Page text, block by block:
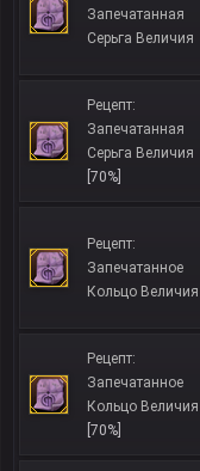
Запечатанная
Серьга Величия
Рецепт:
Запечатанная
Серьга Величия
[70%]
Рецепт:
Запечатанное
Кольцо Величия
Рецепт:
Запечатанное
Кольцо Величия
[70%]